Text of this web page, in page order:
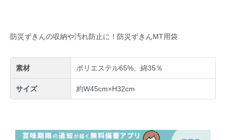
防災ずきんの収納や汚れ防止に！防災ずきんMT用袋
素材 ポリエステル65%、綿35％
サイズ 約W45cm×H32cm